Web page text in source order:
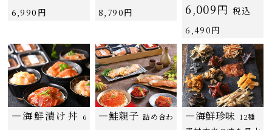
6,990円
8,790円
6,009円 税込
6,490円
―海鮮漬け丼
6
―鮭親子 詰め合わ
―海鮮珍味 12種